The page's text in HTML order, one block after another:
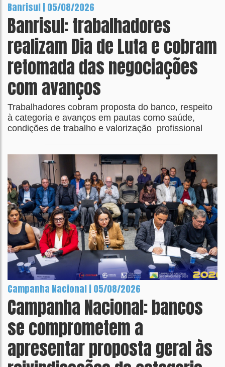
Banrisul | 05/08/2026
Banrisul: trabalhadores
realizam Dia de Luta e cobram
retomada das negociações
com avanços
Trabalhadores cobram proposta do banco, respeito
à categoria e avanços em pautas como saúde,
condições de trabalho e valorização profissional
Campanha Nacional | 05/08/2026
Campanha Nacional: bancos
se comprometem a
apresentar proposta geral às